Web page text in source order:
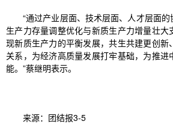
“通过产业层面、技术层面、人才层面
生产力存量调整优化与新质生产力增量壮大
现新质生产力的平衡发展，共生共建更创新
关系，为经济高质量发展打牢基础，为推
能。”蔡继明表示。
来源：团结报3-5